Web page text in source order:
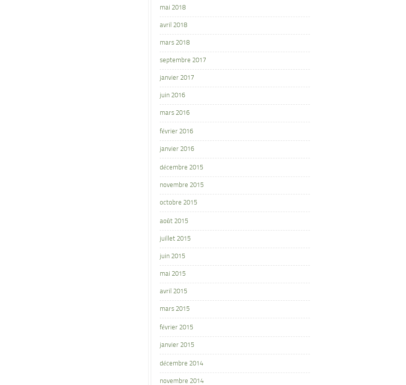
mai 2018
avril 2018
mars 2018
septembre 2017
janvier 2017
juin 2016
mars 2016
février 2016
janvier 2016
décembre 2015
novembre 2015
octobre 2015
août 2015
juillet 2015
juin 2015
mai 2015
avril 2015
mars 2015
février 2015
janvier 2015
décembre 2014
novembre 2014